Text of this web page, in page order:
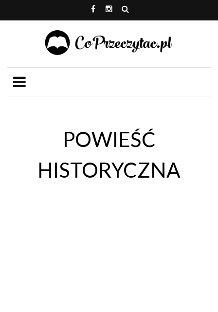
POWIEŚĆ
HISTORYCZNA